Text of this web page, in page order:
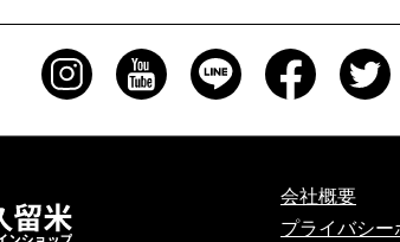
会社概要
プライバシー